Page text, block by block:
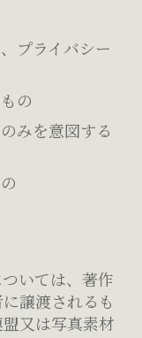
プライバシー
の
みを意図する
いては、著作
譲渡されるも
又は写真素材